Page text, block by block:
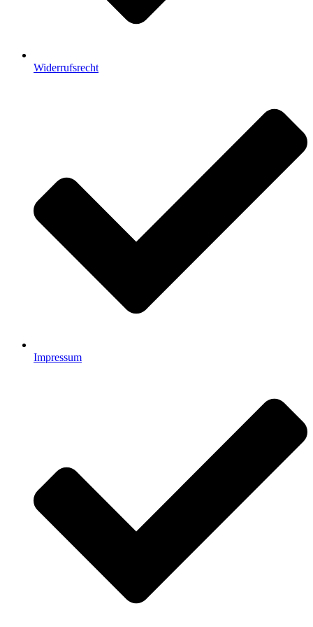
Widerrufsrecht
Impressum